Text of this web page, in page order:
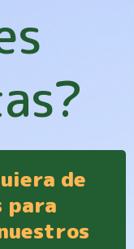
de
para